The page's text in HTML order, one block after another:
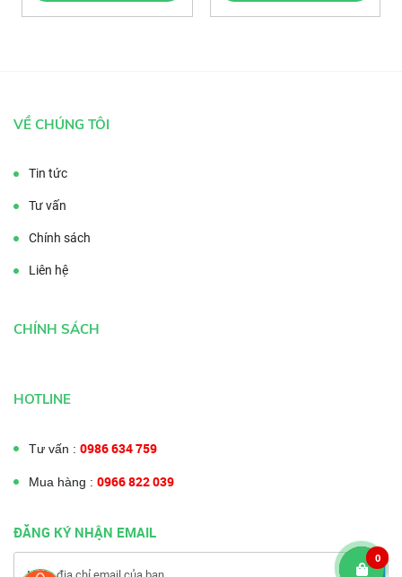
VỀ CHÚNG TÔI
Tin tức
Tư vấn
Chính sách
Liên hệ
CHÍNH SÁCH
HOTLINE
Tư vấn : 0986 634 759
Mua hàng : 0966 822 039
ĐĂNG KÝ NHẬN EMAIL
0